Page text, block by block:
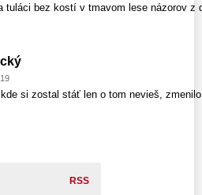
tuláci bez kostí v tmavom lese názorov
si zostal stáť len o tom nevieš,
RSS